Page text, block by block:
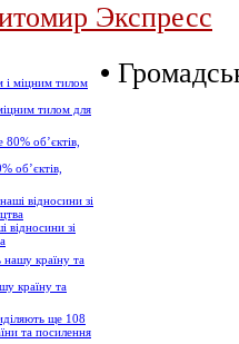
Экспресс
тилом для
об’єктів,
відносини зі
країну та
•